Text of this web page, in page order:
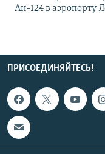
Ан-124 в аэропорту
ПРИСОЕДИНЯЙТЕСЬ!